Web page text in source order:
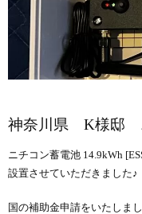
神奈川県 K様邸
ニチコン蓄電池 14.9kWh
設置させていただきました♪
国の補助金申請をいたしまし